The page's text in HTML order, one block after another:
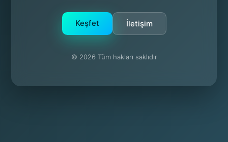
Keşfet İletişim
© 2026 Tüm hakları saklıdır